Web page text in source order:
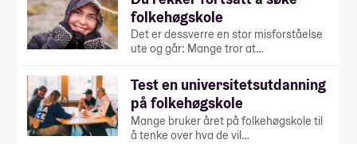
folkehøgskole
Det er dessverre en stor misforståelse
ute og går: Mange tror at…
Test en universitetsutdanning
på folkehøgskole
Mange bruker året på folkehøgskole til
å tenke over hva de vil…